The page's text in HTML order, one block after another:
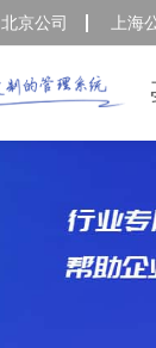
北京公司 上海